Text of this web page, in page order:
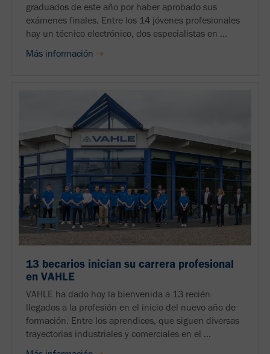
graduados de este año por haber aprobado sus
exámenes finales. Entre los 14 jóvenes profesionales
hay un técnico electrónico, dos especialistas en ...
Más información
13 becarios inician su carrera profesional
en VAHLE
VAHLE ha dado hoy la bienvenida a 13 recién
llegados a la profesión en el inicio del nuevo año de
formación. Entre los aprendices, que siguen diversas
trayectorias industriales y comerciales en el ...